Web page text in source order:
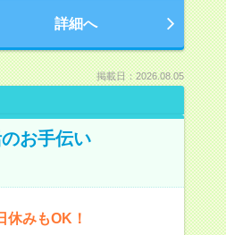
詳細へ
掲載日：2026.08.05
お手伝い
みもOK！